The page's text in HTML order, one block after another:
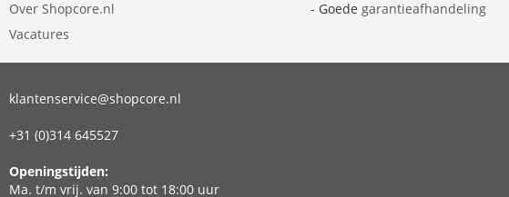
Over Shopcore.nl
Vacatures
- Goede garantieafhandeling
klantenservice@shopcore.nl
+31 (0)314 645527
Openingstijden:
Ma. t/m vrij. van 9:00 tot 18:00 uur